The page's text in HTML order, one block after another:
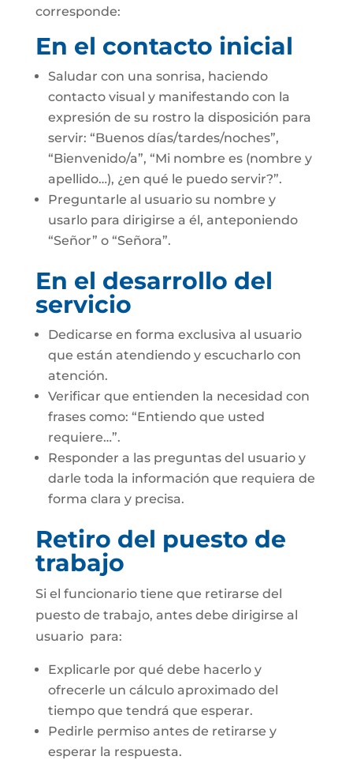
corresponde:
En el contacto inicial
Saludar con una sonrisa, haciendo
contacto visual y manifestando con la
expresión de su rostro la disposición para
servir: “Buenos días/tardes/noches”,
“Bienvenido/a”, “Mi nombre es (nombre y
apellido…), ¿en qué le puedo servir?”.
Preguntarle al usuario su nombre y
usarlo para dirigirse a él, anteponiendo
“Señor” o “Señora”.
En el desarrollo del
servicio
Dedicarse en forma exclusiva al usuario
que están atendiendo y escucharlo con
atención.
Verificar que entienden la necesidad con
frases como: “Entiendo que usted
requiere…”.
Responder a las preguntas del usuario y
darle toda la información que requiera de
forma clara y precisa.
Retiro del puesto de
trabajo
Si el funcionario tiene que retirarse del
puesto de trabajo, antes debe dirigirse al
usuario para:
Explicarle por qué debe hacerlo y
ofrecerle un cálculo aproximado del
tiempo que tendrá que esperar.
Pedirle permiso antes de retirarse y
esperar la respuesta.